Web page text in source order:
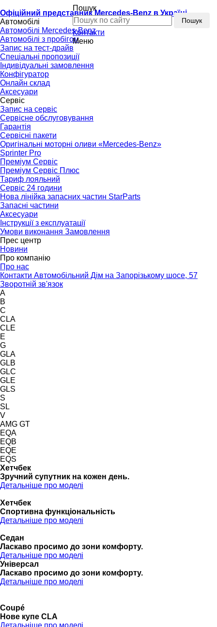
Офіційний представник Mercedes-Benz в Україні
Пошук
Пошук
Контакти
Меню
Автомобілі
Автомобілі Mercedes-Benz
Автомобілі з пробігом
Запис на тест-драйв
Спеціальні пропозиції
Індивідуальні замовлення
Конфігуратор
Онлайн склад
Аксесуари
Сервіс
Запис на сервіс
Сервісне обслуговування
Гарантія
Сервісні пакети
Оригінальні моторні оливи «Mercedes-Benz»
Sprinter Pro
Преміум Сервіс
Преміум Сервіс Плюс
Тариф лояльний
Сервіс 24 години
Нова лінійка запасних частин StarParts
Запасні частини
Аксесуари
Інструкції з експлуатації
Умови виконання Замовлення
Прес центр
Новини
Про компанію
Про нас
Контакти Автомобільний Дім на Запорізькому шосе, 57
Зворотній зв'язок
A
B
C
CLA
CLE
E
G
GLA
GLB
GLC
GLE
GLS
S
SL
V
AMG GT
EQA
EQB
EQE
EQS
Хетчбек
Зручний супутник на кожен день.
Детальніше про моделі
Хетчбек
Спортивна функціональність
Детальніше про моделі
Седан
Ласкаво просимо до зони комфорту.
Детальніше про моделі
Універсал
Ласкаво просимо до зони комфорту.
Детальніше про моделі
Coupé
Нове купе CLA
Детальніше про моделі